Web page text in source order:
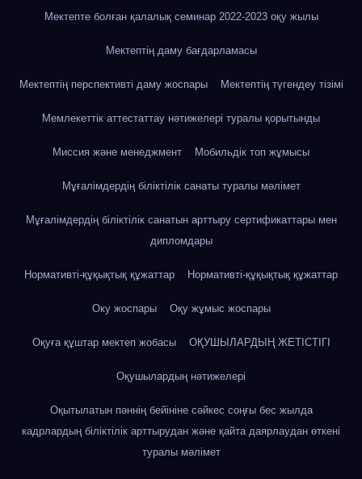
Мектепте болған қалалық семинар 2022-2023 оқу жылы
Мектептің даму бағдарламасы
Мектептің перспективті даму жоспары Мектептің түгендеу тізімі
Мемлекеттік аттестаттау нәтижелері туралы қорытынды
Миссия және менеджмент Мобильдік топ жұмысы
Мұғалімдердің біліктілік санаты туралы мәлімет
Мұғалімдердің біліктілік санатын арттыру сертификаттары мен
дипломдары
Нормативті-құқықтық құжаттар Нормативті-құқықтық құжаттар
Оку жоспары Оқу жұмыс жоспары
Оқуға құштар мектеп жобасы ОҚУШЫЛАРДЫҢ ЖЕТІСТІГІ
Оқушылардың нәтижелері
Оқытылатын пәннің бейініне сәйкес соңғы бес жылда
кадрлардың біліктілік арттырудан және қайта даярлаудан өткені
туралы мәлімет